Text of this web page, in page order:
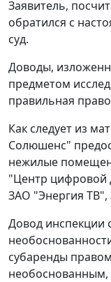
Заявитель,
обратился с
суд.
Доводы,
предметом
правильная
Как следует из
Солюшенс"
нежилые
"Центр цифровой
ЗАО "Энергия
Довод инспекции
субаренды
необоснованным,